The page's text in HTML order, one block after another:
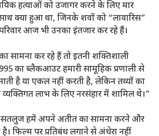
हत्याओं को उजागर करने के लिए मार
क्या हुआ था, जिनके शवों को “लावारिस”
आज भी उनका इंतजार कर रहे हैं।
कर रहे हैं तो इतनी शक्तिशाली
का ब्लैकआउट हमारी सामूहिक प्रणाली से
है या एकल नहीं करती है, लेकिन तथ्यों का
लाभ के लिए नरसंहार में शामिल थे।”
सतलुज हमें अपने अतीत का सामना करने और
फिल्म पर प्रतिबंध लगाने से अंधेरा नहीं